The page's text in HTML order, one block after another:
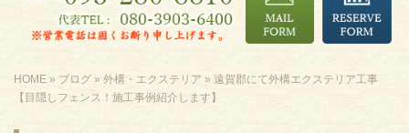
HOME » ブログ » 外構・エクステリア » 遠賀郡にて外構エクステリア工事
【目隠しフェンス！施工事例紹介します】